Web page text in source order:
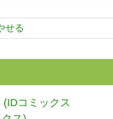
せる
コミックス